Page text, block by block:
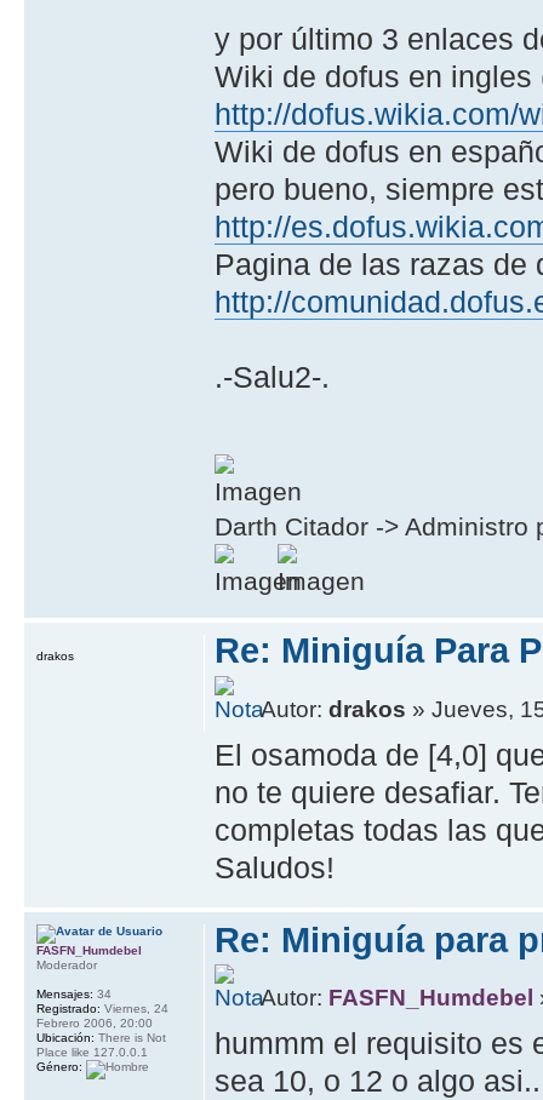
y por último 3 enlaces
Wiki de dofus en
http://dofus.wikia.com/
Wiki de dofus en
pero bueno, siempre
http://
Pagina de las razas de
http://
.-Salu2-.
Darth Citador -> Administro
Re: Miniguía Para
Autor:drakos » Jueves,
El osamoda de [4,0]
no te quiere desafiar.
completas todas las
Saludos!
drakos
Re: Miniguía para
Autor: FASFN_Humdebel
hummm el requisito es
sea 10, o 12 o algo asi..
FASFN_Humdebel
Moderador
Mensajes: 34
Registrado: Viernes, 24
Febrero 2006, 20:00
Ubicación: There is Not
Place like 127.0.0.1
Género: